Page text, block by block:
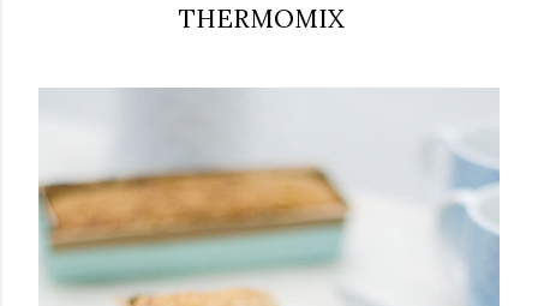
THERMOMIX